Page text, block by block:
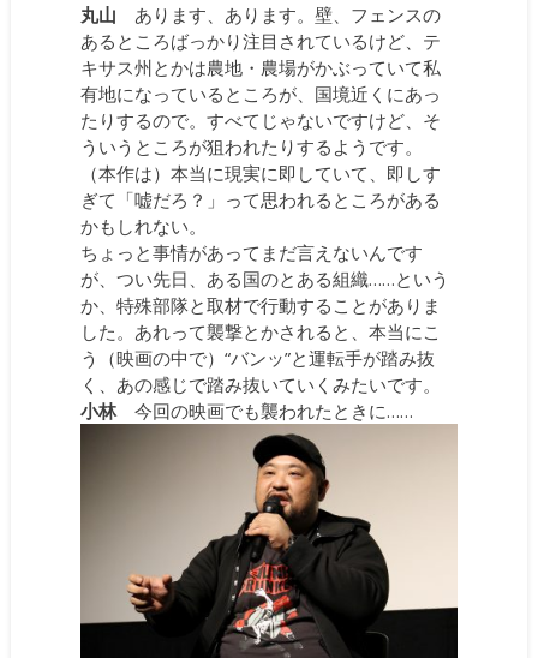
丸山 あります、あります。壁、フェンスの
あるところばっかり注目されているけど、テ
キサス州とかは農地・農場がかぶっていて私
有地になっているところが、国境近くにあっ
たりするので。すべてじゃないですけど、そ
ういうところが狙われたりするようです。
（本作は）本当に現実に即していて、即しす
ぎて「嘘だろ？」って思われるところがある
かもしれない。
ちょっと事情があってまだ言えないんです
が、つい先日、ある国のとある組織……という
か、特殊部隊と取材で行動することがありま
した。あれって襲撃とかされると、本当にこ
う（映画の中で）“バンッ”と運転手が踏み抜
く、あの感じで踏み抜いていくみたいです。
小林今回の映画でも襲われたときに……